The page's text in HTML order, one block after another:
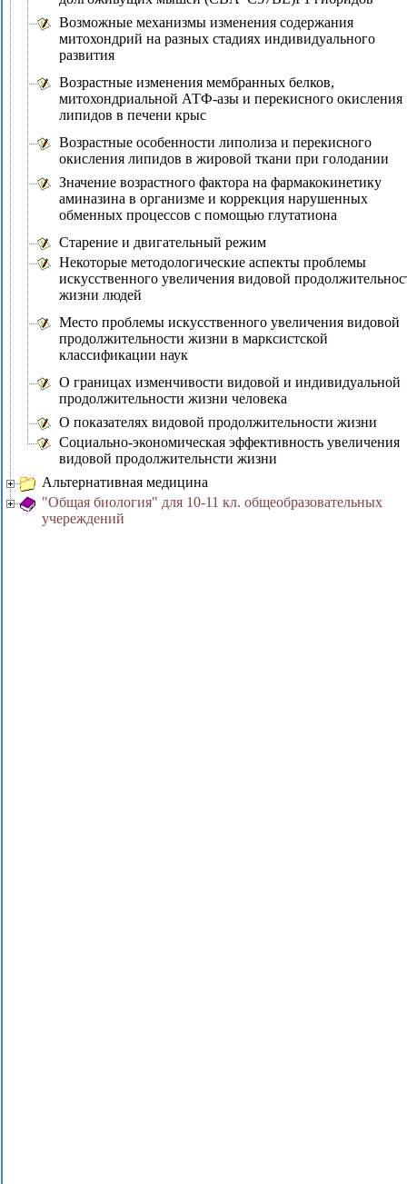
Возможные механизмы изменения содержания
митохондрий на разных стадиях индивидуального
развития
Возрастные изменения мембранных белков,
митохондриальной АТФ-азы и перекисного окисления
липидов в печени крыс
Возрастные особенности липолиза и перекисного
окисления липидов в жировой ткани при голодании
Значение возрастного фактора на фармакокинетику
аминазина в организме и коррекция нарушенных
обменных процессов с помощью глутатиона
Старение и двигательный режим
Некоторые методологические аспекты проблемы
искусственного увеличения видовой
жизни людей
Место проблемы искусственного увеличения видовой
продолжительности жизни в марксистской
классификации наук
О границах изменчивости видовой и индивидуальной
продолжительности жизни человека
О показателях видовой пpодолжительности жизни
Социально-экономическая эффективность увеличения
видовой продолжительнсти жизни
Альтернативная медицина
"Общая биология" для 10-11 кл. общеобразовательных
учереждений